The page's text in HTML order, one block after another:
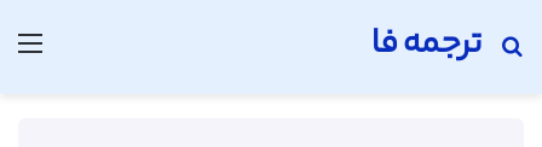
ترجمه فا
جستجو برای